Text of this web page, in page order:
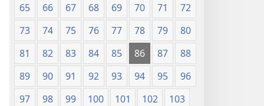
65
66 67 68 69 70 71
72
73
74 75 76 77 78 79
80
81
82 83 84 85 86 87
88
89
90 91 92 93 94 95
96
97
98 99 100 101 102
103